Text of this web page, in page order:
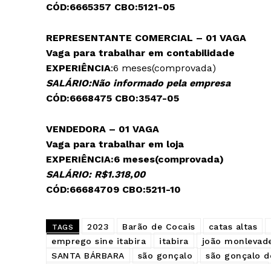
CÓD:6665357 CBO:5121-05
REPRESENTANTE COMERCIAL – 01 VAGA
Vaga para trabalhar em contabilidade
EXPERIÊNCIA:6 meses(comprovada)
SALÁRIO:Não informado pela empresa
CÓD:6668475 CBO:3547-05
VENDEDORA – 01 VAGA
Vaga para trabalhar em loja
EXPERIÊNCIA:6 meses(comprovada)
SALÁRIO: R$1.318,00
CÓD:66684709 CBO:5211-10
TAGS 2023 Barão de Cocais catas altas
emprego sine itabira
itabira
joão
SANTA BÁRBARA
são gonçalo
são gonçalo